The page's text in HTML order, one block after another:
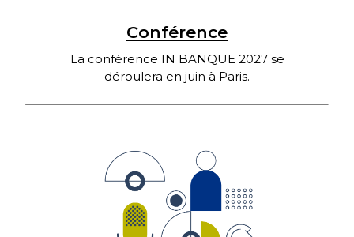
Conférence
La conférence IN BANQUE 2027 se
déroulera en juin à Paris.